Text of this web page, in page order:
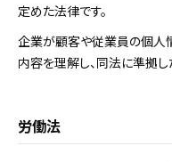
定めた法律です。
企業が顧客や従業員の個人
内容を理解し、同法に準拠
労働法